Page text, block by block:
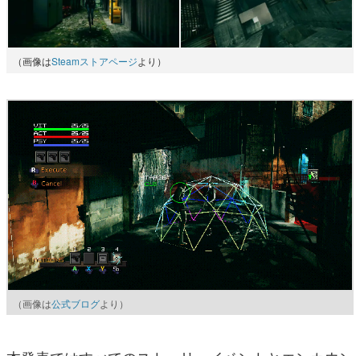
（画像はSteamストアページより）
（画像は公式ブログより）